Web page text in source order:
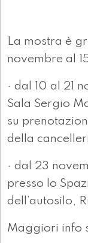
La mostra è
novembre al
· dal 10 al 21
Sala Sergio
su
della
· dal 23
presso lo
dell’autosilo,
Maggiori info